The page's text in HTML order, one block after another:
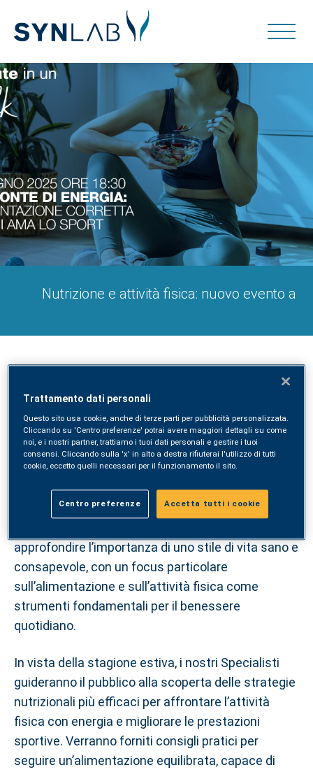
Nutrizione e attività fisica: nuovo evento a
SYNLAB MEDILAB di Via S. Francesco D'Assisi,
58, a Ciampino - Roma, un nuovo appuntamento
aperto al pubblico, dal titolo:Cibo fonte di energia:
l’alimentazione corretta per chi ama lo sport.
La serata, pensata per chiunque voglia sentirsi
meglio e affrontare l’estate con più vitalità,
approfondire l’importanza di uno stile di vita sano e
consapevole, con un focus particolare
sull’alimentazione e sull’attività fisica come
strumenti fondamentali per il benessere
quotidiano.
In vista della stagione estiva, i nostri Specialisti
guideranno il pubblico alla scoperta delle strategie
nutrizionali più efficaci per affrontare l’attività
fisica con energia e migliorare le prestazioni
sportive. Verranno forniti consigli pratici per
seguire un’alimentazione equilibrata, capace di
Trattamento dati personali
Questo sito usa cookie, anche di terze parti per pubblicità personalizzata.
Cliccando su 'Centro preferenze' potrai avere maggiori dettagli su come
noi, e i nostri partner, trattiamo i tuoi dati personali e gestire i tuoi
consensi. Cliccando sulla 'x' in alto a destra rifiuterai l'utilizzo di tutti
cookie, eccetto quelli necessari per il funzionamento il sito.
Centro preferenze Accetta tutti i cookie